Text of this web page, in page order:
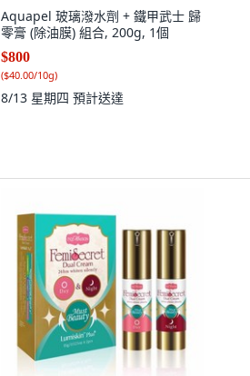
Aquapel 玻璃潑水劑 + 鐵甲武士 歸
零膏 (除油膜) 組合, 200g, 1個
$800
($40.00/10g)
8/13 星期四 預計送達